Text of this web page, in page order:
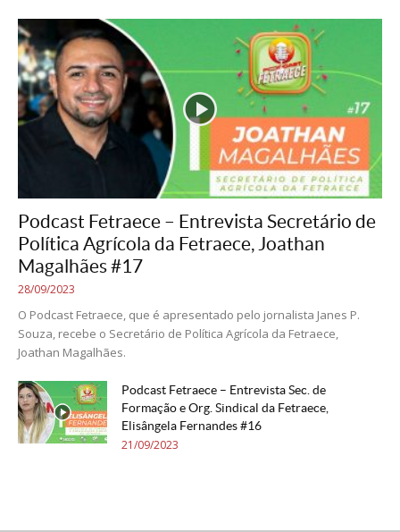
Podcast Fetraece – Entrevista Secretário de
Política Agrícola da Fetraece, Joathan
Magalhães #17
28/09/2023
O Podcast Fetraece, que é apresentado pelo jornalista Janes P.
Souza, recebe o Secretário de Política Agrícola da Fetraece,
Joathan Magalhães.
Podcast Fetraece – Entrevista Sec. de
Formação e Org. Sindical da Fetraece,
Elisângela Fernandes #16
21/09/2023